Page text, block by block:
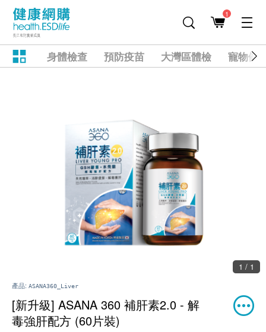
1
身體檢查 預防疫苗 大灣區體檢 寵物健
1 / 1
產品: ASANA360_Liver
[新升級] ASANA 360 補肝素2.0 - 解
毒強肝配方 (60片裝)